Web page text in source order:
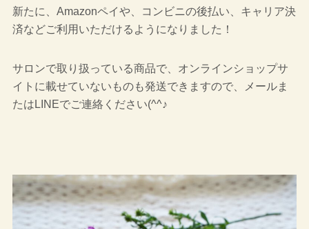
新たに、Amazonペイや、コンビニの後払い、キャリア決
済などご利用いただけるようになりました！
サロンで取り扱っている商品で、オンラインショップサ
イトに載せていないものも発送できますので、メールま
たはLINEでご連絡ください(^^♪